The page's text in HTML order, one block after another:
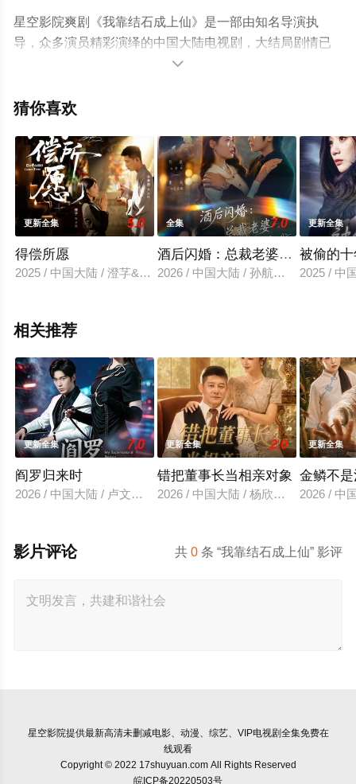
星空影院爽剧《我靠结石成上仙》是一部由知名导演执
导，众多演员精彩演绎的中国大陆电视剧，大结局剧情已
揭晓（更新全集），手机免费观看高清无删减完整版电视
剧、电视猫或剧情网等平台了解。

猜你喜欢
更新全集 5.0
得偿所愿
2025 / 中国大陆 / 澄芓&李梦然
全集 7.0
酒后闪婚：总裁老婆超宠我
2026 / 中国大陆 / 孙航＆董洁
更新全集
被偷的
2025 / 中
相关推荐
更新全集 7.0
阎罗归来时
2026 / 中国大陆 / 卢文洁＆谢伊博
更新全集 2.0
错把董事长当相亲对象
2026 / 中国大陆 / 杨欣芮＆滕林＆马
更新全集
金鳞不
2026 / 中
共0 条 “我靠结石成上仙” 影评
影片评论
星空影院提供最新高清未删减电影、动漫、综艺、VIP电视剧全集免费在
线观看
Copyright © 2022 17shuyuan.com All Rights Reserved
皖ICP备20220503号